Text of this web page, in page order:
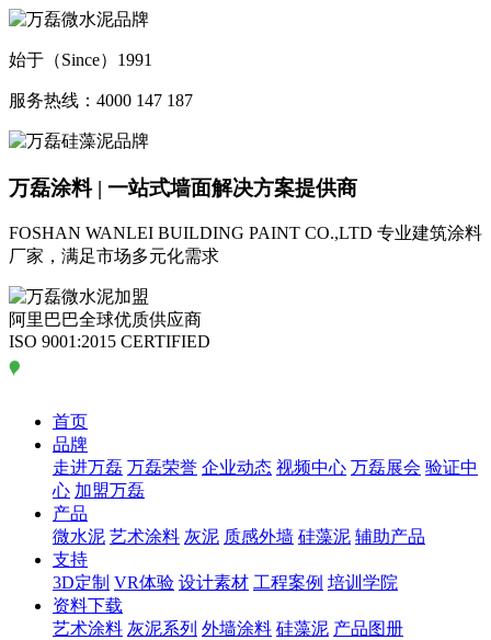
始于（Since）1991
服务热线：4000 147 187
万磊涂料 | 一站式墙面解决方案提供商
FOSHAN WANLEI BUILDING PAINT CO.,LTD 专业建筑涂料
厂家，满足市场多元化需求
阿里巴巴全球优质供应商
ISO 9001:2015 CERTIFIED
首页
品牌
走进万磊 万磊荣誉 企业动态 视频中心 万磊展会 验证中
心 加盟万磊
产品
微水泥 艺术涂料 灰泥 质感外墙 硅藻泥 辅助产品
支持
3D定制 VR体验 设计素材 工程案例 培训学院
资料下载
艺术涂料 灰泥系列 外墙涂料 硅藻泥 产品图册